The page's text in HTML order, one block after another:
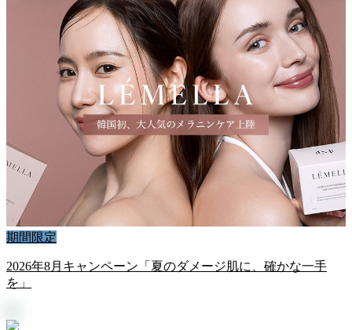
期間限定
2026年8月キャンペーン「夏のダメージ肌に、確かな一手
を」